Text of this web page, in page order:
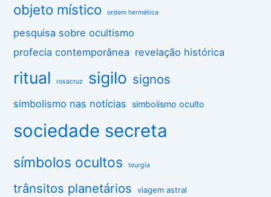
objeto místico ordem hermética
pesquisa sobre ocultismo
profecia contemporânea revelação histórica
ritual rosacruz sigilo signos
simbolismo nas notícias simbolismo oculto
sociedade secreta
símbolos ocultos teurgia
trânsitos planetários viagem astral